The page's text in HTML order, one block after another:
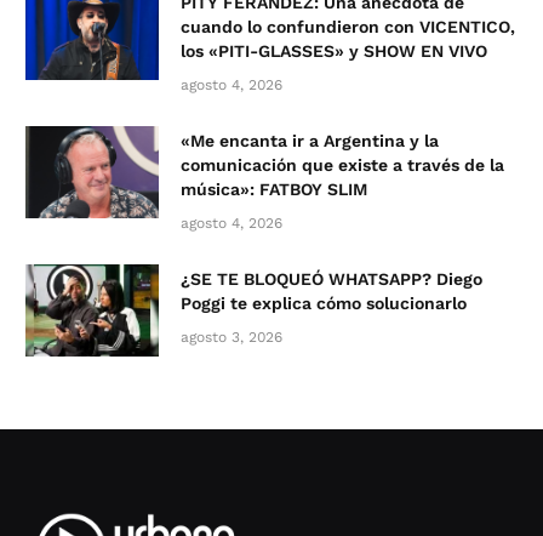
cuando lo confundieron con VICENTICO,
los «PITI-GLASSES» y SHOW EN VIVO
agosto 4, 2026
«Me encanta ir a Argentina y la
comunicación que existe a través de la
música»: FATBOY SLIM
agosto 4, 2026
¿SE TE BLOQUEÓ WHATSAPP? Diego
Poggi te explica cómo solucionarlo
agosto 3, 2026